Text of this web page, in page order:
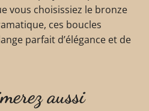
vous choisissiez le bronze
ces boucles
parfait d’élégance et de
aussi